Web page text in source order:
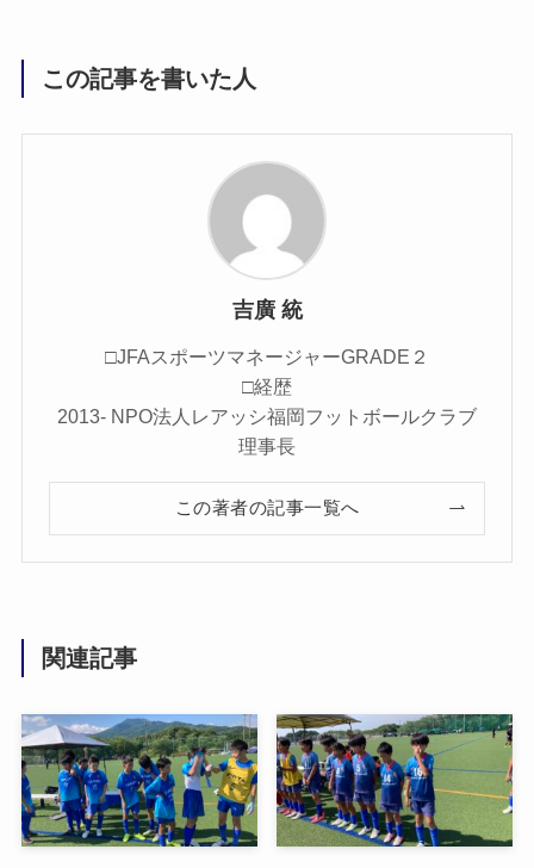
この記事を書いた人
吉廣 統
□JFAスポーツマネージャーGRADE２
□経歴
2013- NPO法人レアッシ福岡フットボールクラブ
理事長
この著者の記事一覧へ
関連記事